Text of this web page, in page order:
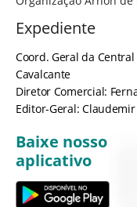
Expediente
Coord. Geral da
Cavalcante
Diretor Comercial:
Editor-Geral:
Baixe nosso
aplicativo